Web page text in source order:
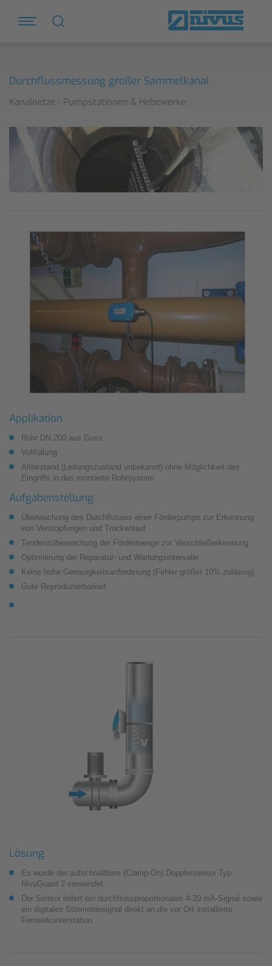
Durchflussmessung großer Sammelkanal
Kanalnetze - Pumpstationen & Hebewerke
Applikation
Rohr DN 200 aus Guss
Vollfüllung
Altbestand (Leitungszustand unbekannt) ohne Möglichkeit des
Eingriffs in das montierte Rohrsystem
Aufgabenstellung
Überwachung des Durchflusses einer Förderpumpe zur Erkennung
von Verstopfungen und Trockenlauf
Tendenzüberwachung der Fördermenge zur Verschleißerkennung
Optimierung der Reparatur- und Wartungsintervalle
Keine hohe Genauigkeitsanforderung (Fehler größer 10% zulässig)
Gute Reproduzierbarkeit
Lösung
Es wurde der aufschnallbare (Clamp-On) Dopplersensor Typ
NivuGuard 2 verwendet.
Der Sensor liefert ein durchflussproportionales 4-20 mA-Signal sowie
ein digitales Störmelde­signal direkt an die vor Ort installierte
Fernwirkunterstation.